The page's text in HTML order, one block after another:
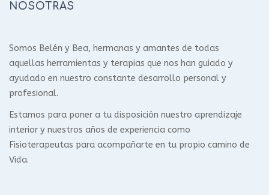
NOSOTRAS
Somos Belén y Bea, hermanas y amantes de todas
aquellas herramientas y terapias que nos han guiado y
ayudado en nuestro constante desarrollo personal y
profesional.
Estamos para poner a tu disposición nuestro aprendizaje
interior y nuestros años de experiencia como
Fisioterapeutas para acompañarte en tu propio camino de
Vida.